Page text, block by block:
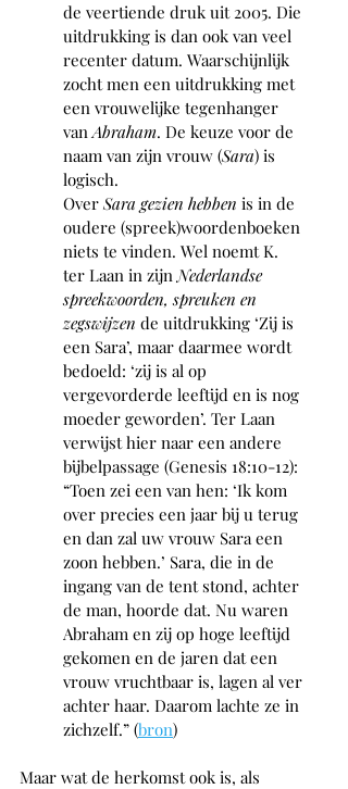
de veertiende druk uit 2005. Die
uitdrukking is dan ook van veel
recenter datum. Waarschijnlijk
zocht men een uitdrukking met
een vrouwelijke tegenhanger
van Abraham. De keuze voor de
naam van zijn vrouw (Sara) is
logisch.
Over Sara gezien hebben is in de
oudere (spreek)woordenboeken
niets te vinden. Wel noemt K.
ter Laan in zijn Nederlandse
spreekwoorden, spreuken en
zegswijzen de uitdrukking ‘Zij is
een Sara’, maar daarmee wordt
bedoeld: ‘zij is al op
vergevorderde leeftijd en is nog
moeder geworden’. Ter Laan
verwijst hier naar een andere
bijbelpassage (Genesis 18:10-12):
“Toen zei een van hen: ‘Ik kom
over precies een jaar bij u terug
en dan zal uw vrouw Sara een
zoon hebben.’ Sara, die in de
ingang van de tent stond, achter
de man, hoorde dat. Nu waren
Abraham en zij op hoge leeftijd
gekomen en de jaren dat een
vrouw vruchtbaar is, lagen al ver
achter haar. Daarom lachte ze in
zichzelf.” (bron)
Maar wat de herkomst ook is, als